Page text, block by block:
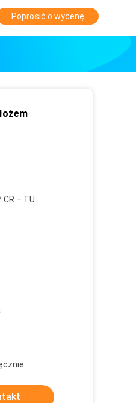
Poprosić o wycenę
CR – TU